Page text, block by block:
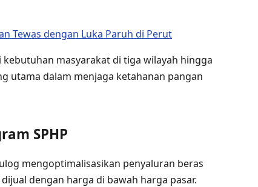
Tewas dengan Luka Paruh di Perut
masyarakat di tiga wilayah hingga
utama dalam menjaga ketahanan pangan
SPHP
mengoptimalisasikan penyaluran beras
dengan harga di bawah harga pasar.